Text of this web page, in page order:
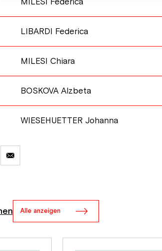
LIBARDI Federica
MILESI Chiara
BOSKOVA Alzbeta
WIESEHUETTER Johanna
Alle anzeigen